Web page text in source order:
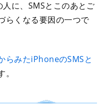
に、SMSとこのあとご
らくなる要因の一つで
らみたiPhoneのSMSと